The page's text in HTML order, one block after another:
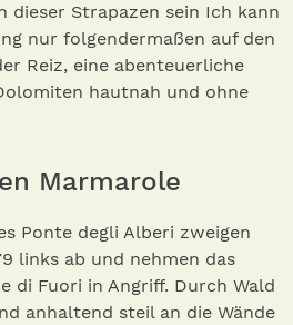
dieser Strapazen sein Ich kann
nur folgendermaßen auf den
Reiz, eine abenteuerliche
hautnah und ohne
Marmarole
Ponte degli Alberi zweigen
links ab und nehmen das
di Fuori in Angriff. Durch Wald
anhaltend steil an die Wände